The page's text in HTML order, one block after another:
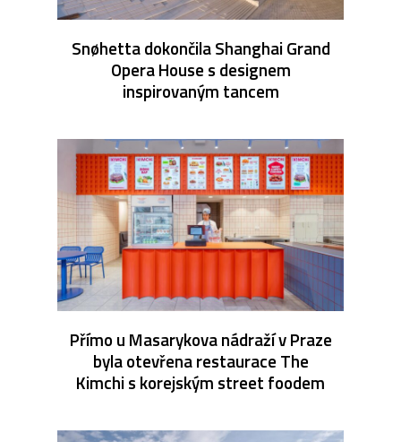
Snøhetta dokončila Shanghai Grand
Opera House s designem
inspirovaným tancem
Přímo u Masarykova nádraží v Praze
byla otevřena restaurace The
Kimchi s korejským street foodem